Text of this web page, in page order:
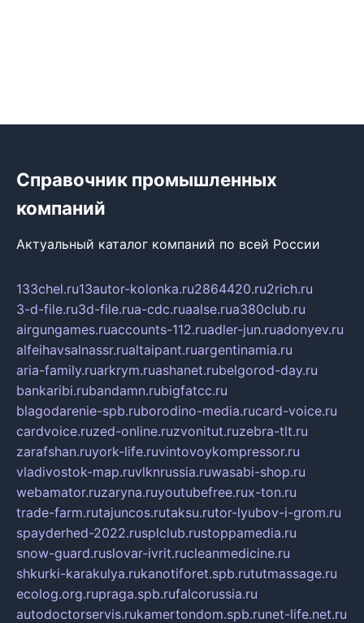
Справочник промышленных
компаний
Актуальный каталог компаний по всей России
133chel.ru13autor-kolonka.ru2864420.ru2rich.ru
3-d-file.ru3d-file.rua-cdc.ruaalse.rua380club.ru
airgungames.ruaccounts-112.ruadler-jun.ruadonyev.ru
alfeihavsalnassr.rualtaipant.ruargentinamia.ru
aria-family.ruarkrym.ruashanet.rubelgorod-day.ru
bankaribi.rubandamn.rubigfatcc.ru
blagodarenie-spb.ruborodino-media.rucard-voice.ru
cardvoice.ruzed-online.ruzvonitut.ruzebra-tlt.ru
zarafshan.ruyork-life.ruvintovoykompressor.ru
vladivostok-map.ruvlknrussia.ruwasabi-shop.ru
webamator.ruzaryna.ruyoutubefree.rux-ton.ru
trade-farm.rutajuncos.rutaksu.rutor-lyubov-i-grom.ru
spayderhed-2022.rusplclub.rustoppamedia.ru
snow-guard.ruslovar-ivrit.rucleanmedicine.ru
shkurki-karakulya.rukanotiforet.spb.rututmassage.ru
ecolog.org.rupraga.spb.rufalcorussia.ru
autodoctorservis.rukamertondom.spb.runet-life.net.ru